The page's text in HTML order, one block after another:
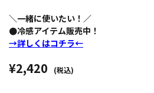
＼一緒に使いたい！／
●冷感アイテム販売中！
→詳しくはコチラ←
¥2,420 (税込)